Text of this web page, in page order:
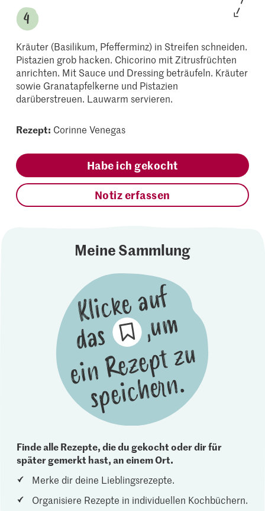
Kräuter (Basilikum, Pfefferminz) in Streifen schneiden.
Pistazien grob hacken. Chicorino mit Zitrusfrüchten
anrichten. Mit Sauce und Dressing beträufeln. Kräuter
sowie Granatapfelkerne und Pistazien
darüberstreuen. Lauwarm servieren.
Rezept: Corinne Venegas
Habe ich gekocht
Notiz erfassen
Meine Sammlung
Finde alle Rezepte, die du gekocht oder dir für
später gemerkt hast, an einem Ort.
Merke dir deine Lieblingsrezepte.
Organisiere Rezepte in individuellen Kochbüchern.